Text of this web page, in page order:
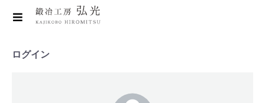
ログイン